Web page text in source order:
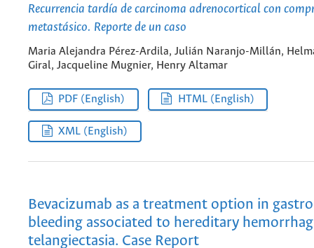
Recurrencia tardía de carcinoma adrenocortical con
metastásico. Reporte de un caso
Maria Alejandra Pérez-Ardila, Julián Naranjo-Millán,
Giral, Jacqueline Mugnier, Henry Altamar
PDF (English) HTML (English)
XML (English)
Bevacizumab as a treatment option in
bleeding associated to hereditary
telangiectasia. Case Report